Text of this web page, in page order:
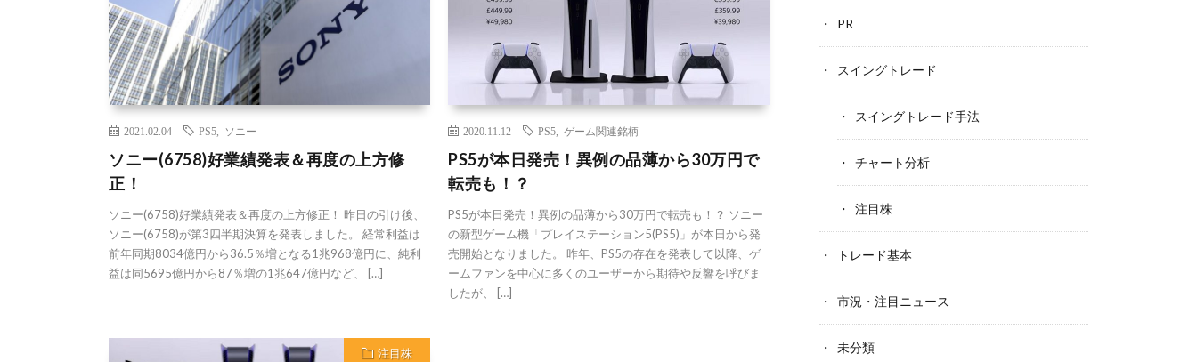
2021.02.04 PS5 ソニー
ソニー(6758)好業績発表＆再度の上方修
正！
ソニー(6758)好業績発表＆再度の上方修正！ 昨日の引け後、
ソニー(6758)が第3四半期決算を発表しました。 経常利益は
前年同期8034億円から36.5％増となる1兆968億円に、純利
益は同5695億円から87％増の1兆647億円など、 […]
2020.11.12 PS5 ,ゲーム関連銘柄
PS5が本日発売！異例の品薄から30万円で
転売も！？
PS5が本日発売！異例の品薄から30万円で転売も！？ ソニー
の新型ゲーム機「プレイステーション5(PS5)」が本日から発
売開始となりました。 昨年、PS5の存在を発表して以降、ゲ
ームファンを中心に多くのユーザーから期待や反響を呼びま
したが、 […]
注目株
PR
スイングトレード
スイングトレード手法
チャート分析
注目株
トレード基本
市況・注目ニュース
未分類